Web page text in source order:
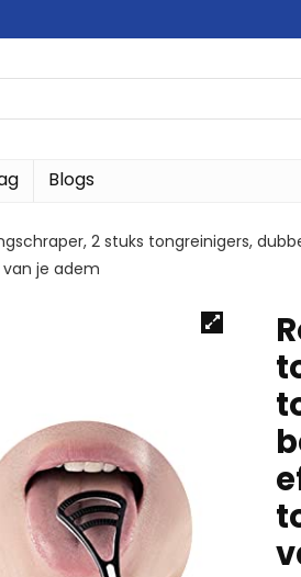
Blogs
2 stuks tongreinigers,
je adem